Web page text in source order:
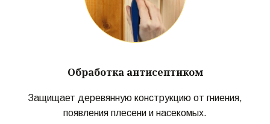
Обработка антисептиком
Защищает деревянную конструкцию от гниения,
появления плесени и насекомых.